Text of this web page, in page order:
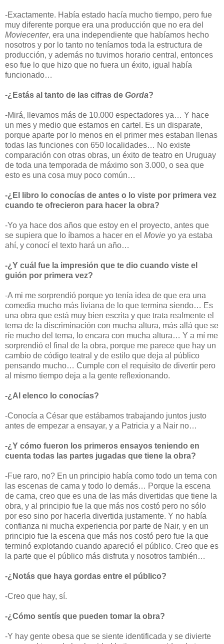
-Exactamente. Había estado hacía mucho tiempo, pero fue
muy diferente porque era una producción que no era del
Moviecenter, era una independiente que habíamos hecho
nosotros y por lo tanto no teníamos toda la estructura de
producción, y además no tuvimos horario central, entonces
eso fue lo que hizo que no fuera un éxito, igual había
funcionado…
-¿Estás al tanto de las cifras de Gorda?
-Mirá, llevamos más de 10.000 espectadores ya… Y hace
un mes y medio que estamos en cartel. Es un disparate,
porque aparte por lo menos en el primer mes estaban llenas
todas las funciones con 650 localidades… No existe
comparación con otras obras, un éxito de teatro en Uruguay
de toda una temporada de máximo son 3.000, o sea que
esto es una cosa muy poco común…
-¿El libro lo conocías de antes o lo viste por primera vez
cuando te ofrecieron para hacer la obra?
-Yo ya hace dos años que estoy en el proyecto, antes que
se supiera que lo íbamos a hacer en el Movie yo ya estaba
ahí, y conocí el texto hará un año…
-¿Y cuál fue la impresión que te dio cuando viste el
guión por primera vez?
-A mi me sorprendió porque yo tenía idea de que era una
comedia mucho más liviana de lo que termina siendo… Es
una obra que está muy bien escrita y que trata realmente el
tema de la discriminación con mucha altura, más allá que se
ríe mucho del tema, lo encara con mucha altura… Y a mí me
sorprendió el final de la obra, porque me parece que hay un
cambio de código teatral y de estilo que deja al público
pensando mucho… Cumple con el requisito de divertir pero
al mismo tiempo deja a la gente reflexionando.
-¿Al elenco lo conocías?
-Conocía a César que estábamos trabajando juntos justo
antes de empezar a ensayar, y a Patricia y a Nair no…
-¿Y cómo fueron los primeros ensayos teniendo en
cuenta todas las partes jugadas que tiene la obra?
-Fue raro, no? En un principio había como todo un tema con
las escenas de cama y todo lo demás… Porque la escena
de cama, creo que es una de las más divertidas que tiene la
obra, y al principio fue la que más nos costó pero no sólo
por eso sino por hacerla divertida justamente. Y no había
confianza ni mucha experiencia por parte de Nair, y en un
principio fue la escena que más nos costó pero fue la que
terminó explotando cuando apareció el público. Creo que es
la parte que el público más disfruta y nosotros también…
-¿Notás que haya gordas entre el público?
-Creo que hay, sí.
-¿Cómo sentís que pueden tomar la obra?
-Y hay gente obesa que se siente identificada y se divierte